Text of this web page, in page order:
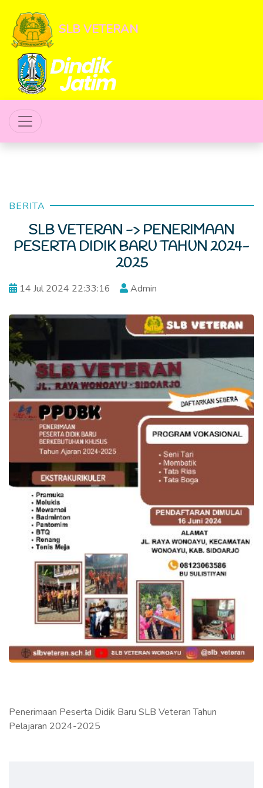
SLB VETERAN
BERITA
SLB VETERAN -> PENERIMAAN
PESERTA DIDIK BARU TAHUN 2024-
2025
14 Jul 2024 22:33:16 Admin
Penerimaan Peserta Didik Baru SLB Veteran Tahun
Pelajaran 2024-2025